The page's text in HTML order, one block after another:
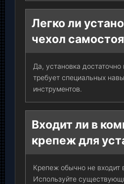
Легко ли
чехол
Да, установка достаточно
требует специальных
инструментов.
Входит ли в
крепеж для
Крепеж обычно не входит
Используйте